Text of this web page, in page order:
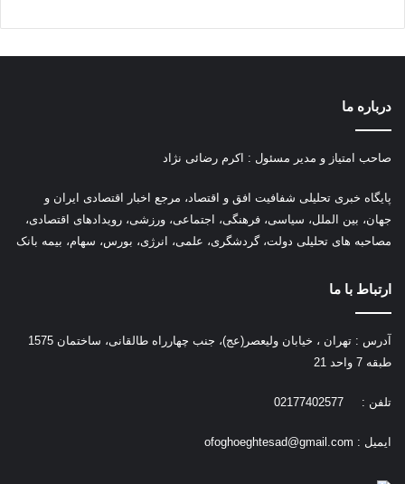
درباره ما
صاحب امتیاز و مدیر مسئول : اکرم رضائی نژاد
پایگاه خبری تحلیلی شفافیت افق و اقتصاد، مرجع اخبار اقتصادی ایران و
جهان، بین الملل، سیاسی، فرهنگی، اجتماعی، ورزشی، رویدادهای اقتصادی،
مصاحبه های تحلیلی دولت، گردشگری، علمی، انرژی، بورس، سهام، بیمه بانک
ارتباط با ما
آدرس : تهران ، خیابان ولیعصر(عج)، جنب چهارراه طالقانی، ساختمان 1575
طبقه 7 واحد 21
تلفن : 02177402577
ایمیل : ofoghoeghtesad@gmail.com